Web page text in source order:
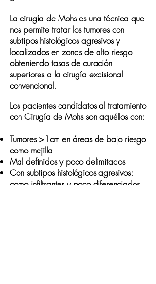
La cirugía de Mohs es una técnica que
nos permite tratar los tumores con
subtipos histológicos agresivos y
localizados en zonas de alto riesgo
obteniendotasas de curación
superioresa la cirugía excisional
convencional.
Los pacientes candidatos al tratamiento
con Cirugía de Mohs son aquéllos con:
Tumores >1cm en áreas de bajo riesgo
como mejilla
Mal definidos y poco delimitados
Con subtipos histológicos agresivos:
como infiltrantes y poco diferenciados